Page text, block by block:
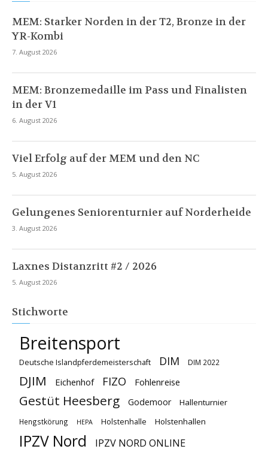
MEM: Starker Norden in der T2, Bronze in der
YR-Kombi
7. August 2026
MEM: Bronzemedaille im Pass und Finalisten
in der V1
6. August 2026
Viel Erfolg auf der MEM und den NC
5. August 2026
Gelungenes Seniorenturnier auf Norderheide
3. August 2026
Laxnes Distanzritt #2 / 2026
5. August 2026
Stichworte
Breitensport
Deutsche Islandpferdemeisterschaft DIM DIM 2022
DJIM Eichenhof FIZO Fohlenreise
Gestüt Heesberg Godemoor Hallenturnier
Hengstkörung HEPA Holstenhalle Holstenhallen
IPZV Nord IPZV NORD ONLINE